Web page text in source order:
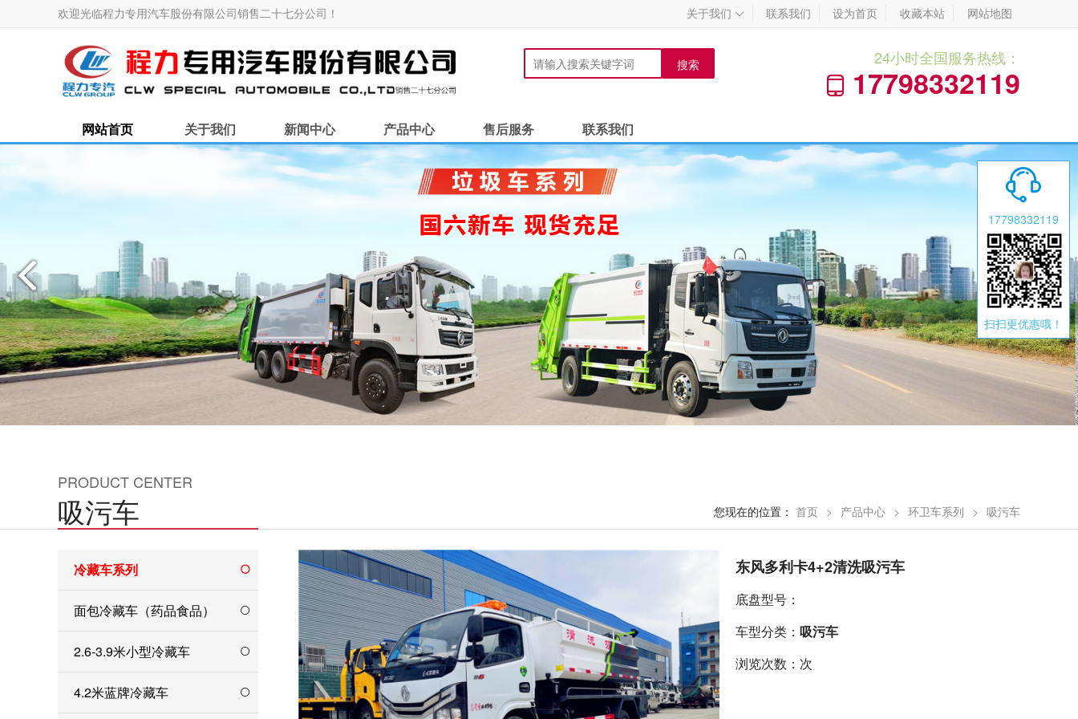
欢迎光临程力专用汽车股份有限公司销售二十七分公司！ 关于我们  联系我们 设为首页 收藏本站 网站地图
搜索
24小时全国服务热线：
 17798332119
网站首页 关于我们 新闻中心 产品中心 售后服务 联系我们
PRODUCT CENTER
吸污车 您现在的位置： 首页 > 产品中心 > 环卫车系列 > 吸污车
冷藏车系列
面包冷藏车（药品食品）
2.6-3.9米小型冷藏车
4.2米蓝牌冷藏车
东风多利卡4+2清洗吸污车
底盘型号：
车型分类： 吸污车
浏览次数：次

17798332119
扫扫更优惠哦！